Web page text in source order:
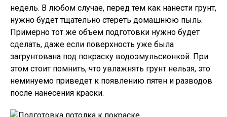
недель. В любом случае, перед тем как нанести грунт,
нужно будет тщательно стереть домашнюю пыль.
Примерно тот же объем подготовки нужно будет
сделать, даже если поверхность уже была
загрунтована под покраску водоэмульсионкой. При
этом стоит помнить, что увлажнять грунт нельзя, это
неминуемо приведет к появлению пятен и разводов
после нанесения краски.